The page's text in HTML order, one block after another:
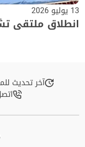
13 يوليو 2026
انطلاق ملتقى
آخر تحديث